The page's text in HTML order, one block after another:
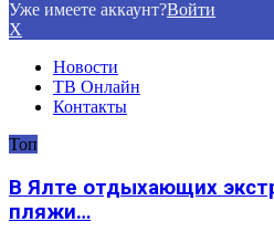
Уже имеете аккаунт?Войти
X
Новости
ТВ Онлайн
Контакты
Топ
В Ялте отдыхающих
пляжи…